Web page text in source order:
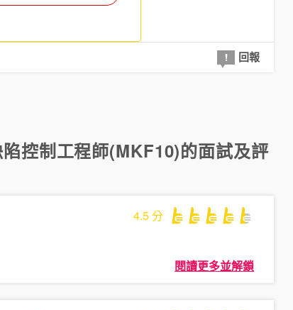
回報
控制工程師(MKF10)的面試及評
4.5分
閱讀更多並解鎖